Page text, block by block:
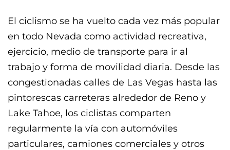
El ciclismo se ha vuelto cada vez más popular
en todo Nevada como actividad recreativa,
ejercicio, medio de transporte para ir al
trabajo y forma de movilidad diaria. Desde las
congestionadas calles de Las Vegas hasta las
pintorescas carreteras alrededor de Reno y
Lake Tahoe, los ciclistas comparten
regularmente la vía con automóviles
particulares, camiones comerciales y otros